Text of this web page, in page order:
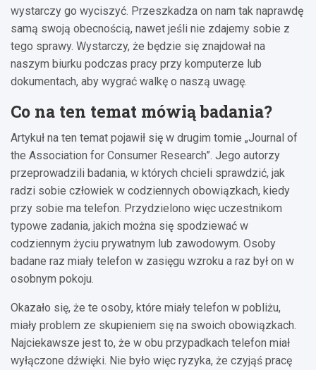
wystarczy go wyciszyć. Przeszkadza on nam tak naprawdę
samą swoją obecnością, nawet jeśli nie zdajemy sobie z
tego sprawy. Wystarczy, że będzie się znajdował na
naszym biurku podczas pracy przy komputerze lub
dokumentach, aby wygrać walkę o naszą uwagę.
Co na ten temat mówią badania?
Artykuł na ten temat pojawił się w drugim tomie „Journal of
the Association for Consumer Research”. Jego autorzy
przeprowadzili badania, w których chcieli sprawdzić, jak
radzi sobie człowiek w codziennych obowiązkach, kiedy
przy sobie ma telefon. Przydzielono więc uczestnikom
typowe zadania, jakich można się spodziewać w
codziennym życiu prywatnym lub zawodowym. Osoby
badane raz miały telefon w zasięgu wzroku a raz był on w
osobnym pokoju.
Okazało się, że te osoby, które miały telefon w pobliżu,
miały problem ze skupieniem się na swoich obowiązkach.
Najciekawsze jest to, że w obu przypadkach telefon miał
wyłączone dźwięki. Nie było więc ryzyka, że czyjąś pracę